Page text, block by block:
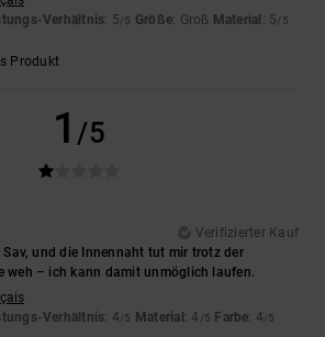
Verhältnis: 5/5 Größe: Groß Material : 5/5
Produkt
1 /5
Verifizierter Kauf
Sav, und die Innennaht tut mir trotz der
weh – ich kann damit unmöglich laufen.
Verhältnis: 4/5 Material: 4 /5 Farbe: 4/5